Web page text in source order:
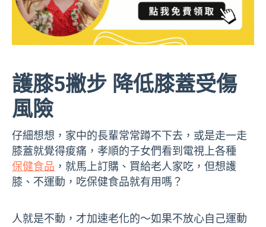
護膝5撇步 降低膝蓋受傷
風險
仔細想想，家中的長輩常常蹲不下去，或是走一走
膝蓋就覺得痠痛，孝順的子女們看到電視上各種
保健食品 ，就馬上訂購、買給老人家吃，但想護
膝、不運動，吃保健食品就有用嗎？
人就是不動，才加速老化的～如果不放心自己運動